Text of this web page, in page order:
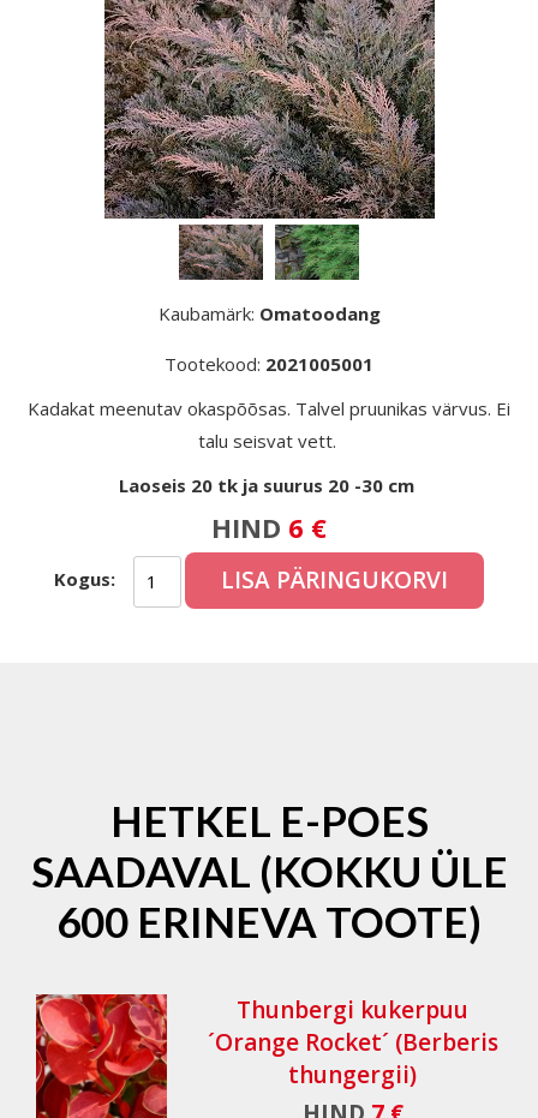
Kaubamärk: Omatoodang
Tootekood: 2021005001
Kadakat meenutav okaspõõsas. Talvel pruunikas värvus. Ei
talu seisvat vett.
Laoseis 20 tk ja suurus 20 -30 cm
HIND 6 €
Kogus: LISA PÄRINGUKORVI
HETKEL E-POES
SAADAVAL (KOKKU ÜLE
600 ERINEVA TOOTE)
Thunbergi kukerpuu
´Orange Rocket´ (Berberis
thungergii)